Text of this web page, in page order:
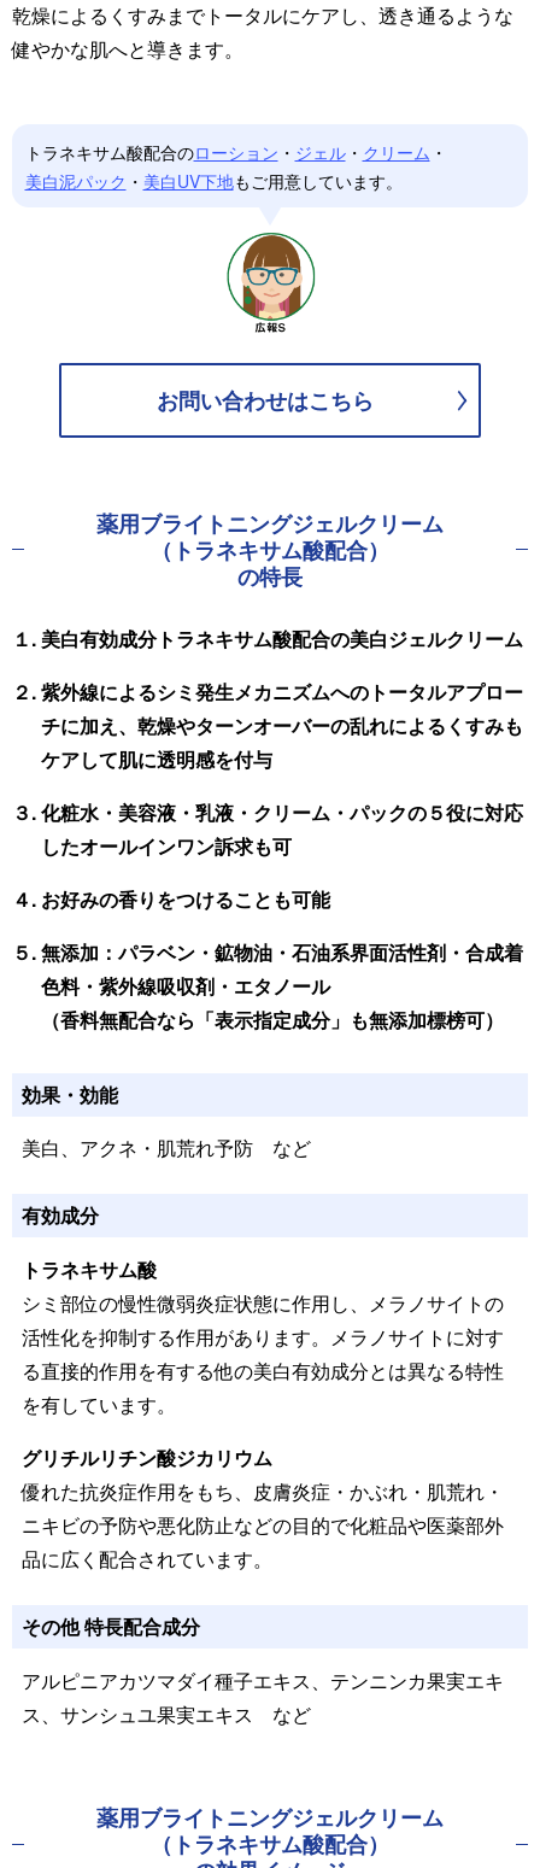
乾燥によるくすみまでトータルにケアし、透き通るような
健やかな肌へと導きます。
トラネキサム酸配合のローション ・ ジェル・ クリーム ・
美白泥パック ・ 美白UV下地もご用意しています。
お問い合わせはこちら
薬用ブライトニングジェルクリーム
（トラネキサム酸配合）
の特長
１. 美白有効成分トラネキサム酸配合の美白ジェルクリーム
２. 紫外線によるシミ発生メカニズムへのトータルアプロー
チに加え、乾燥やターンオーバーの乱れによるくすみも
ケアして肌に透明感を付与
３. 化粧水・美容液・乳液・クリーム・パックの５役に対応
したオールインワン訴求も可
４. お好みの香りをつけることも可能
５. 無添加：パラベン・鉱物油・石油系界面活性剤・合成着
色料・紫外線吸収剤・エタノール
（香料無配合なら「表示指定成分」も無添加標榜可）
効果・効能
美白、アクネ・肌荒れ予防 など
有効成分
トラネキサム酸
シミ部位の慢性微弱炎症状態に作用し、メラノサイトの
活性化を抑制する作用があります。メラノサイトに対す
る直接的作用を有する他の美白有効成分とは異なる特性
を有しています。
グリチルリチン酸ジカリウム
優れた抗炎症作用をもち、皮膚炎症・かぶれ・肌荒れ・
ニキビの予防や悪化防止などの目的で化粧品や医薬部外
品に広く配合されています。
その他 特長配合成分
アルピニアカツマダイ種子エキス、テンニンカ果実エキ
ス、サンシュユ果実エキス など
薬用ブライトニングジェルクリーム
（トラネキサム酸配合）